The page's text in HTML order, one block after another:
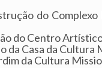
do
do Centro
da Casa da Cultura
da Cultura